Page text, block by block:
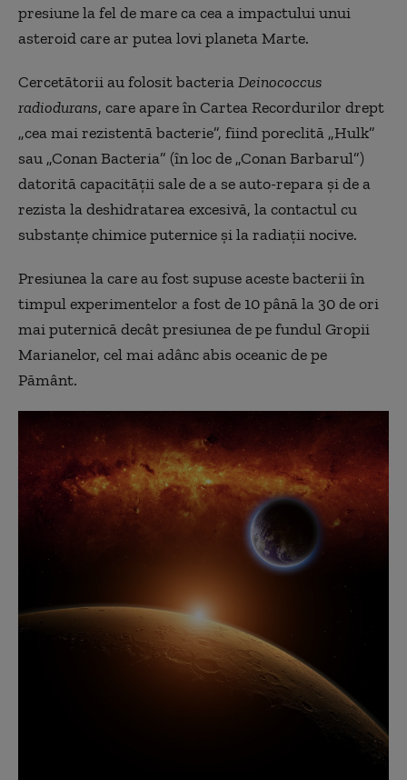
presiune la fel de mare ca cea a impactului unui
asteroid care ar putea lovi planeta Marte.
Cercetătorii au folosit bacteriaDeinococcus
radiodurans, care apare în Cartea Recordurilor drept
„cea mai rezistentă bacterie”, fiind poreclită „Hulk”
sau „Conan Bacteria” (în loc de „Conan Barbarul”)
datorită capacității sale de a se auto-repara și de a
rezista la deshidratarea excesivă, la contactul cu
substanțe chimice puternice și la radiații nocive.
Presiunea la care au fost supuse aceste bacterii în
timpul experimentelor a fost de 10 până la 30 de ori
mai puternică decât presiunea de pe fundul Gropii
Marianelor, cel mai adânc abis oceanic de pe
Pământ.